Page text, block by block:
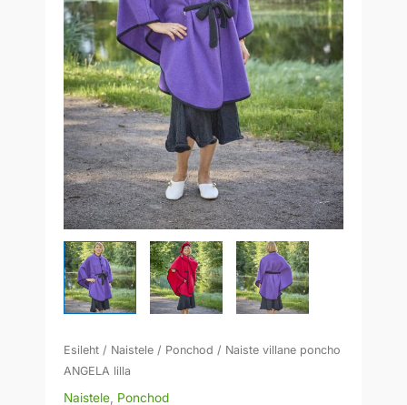
Esileht / Naistele / Ponchod / Naiste villane poncho
ANGELA lilla
Naistele Ponchod